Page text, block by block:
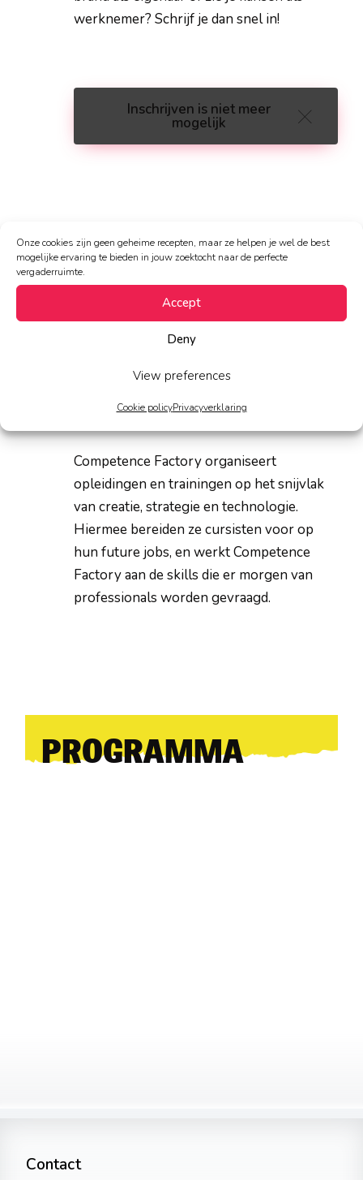
Onze cookies zijn geen geheime recepten, maar ze helpen je wel de best
mogelijke ervaring te bieden in jouw zoektocht naar de perfecte
vergaderruimte.
Accept
Deny
View preferences
Cookie policyPrivacyverklaring
werknemer? Schrijf je dan snel in!
Inschrijven is niet meer
mogelijk
ORGANISTOR
Competence Factory organiseert
opleidingen en trainingen op het snijvlak
van creatie, strategie en technologie.
Hiermee bereiden ze cursisten voor op
hun future jobs, en werkt Competence
Factory aan de skills die er morgen van
professionals worden gevraagd.
PROGRAMMA
Contact